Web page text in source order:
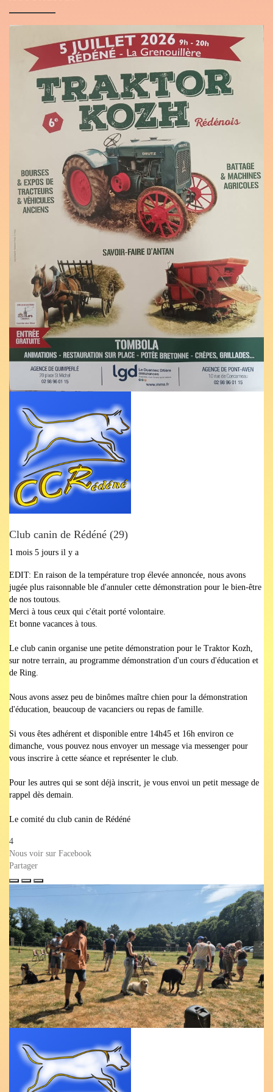
Club canin de Rédéné (29)
1 mois 5 jours il y a
EDIT: En raison de la température trop élevée annoncée, nous avons
jugée plus raisonnable ble d'annuler cette démonstration pour le bien-être
de nos toutous.
Merci à tous ceux qui c'était porté volontaire.
Et bonne vacances à tous.
Le club canin organise une petite démonstration pour le Traktor Kozh,
sur notre terrain, au programme démonstration d'un cours d'éducation et
de Ring.
Nous avons assez peu de binômes maître chien pour la démonstration
d'éducation, beaucoup de vacanciers ou repas de famille.
Si vous êtes adhérent et disponible entre 14h45 et 16h environ ce
dimanche, vous pouvez nous envoyer un message via messenger pour
vous inscrire à cette séance et représenter le club.
Pour les autres qui se sont déjà inscrit, je vous envoi un petit message de
rappel dès demain.
Le comité du club canin de Rédéné
4
Nous voir sur Facebook
Partager